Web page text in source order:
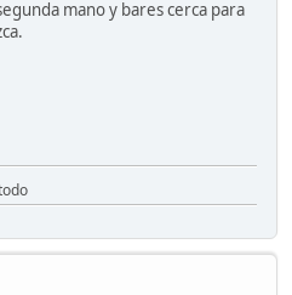
mano y bares cerca para